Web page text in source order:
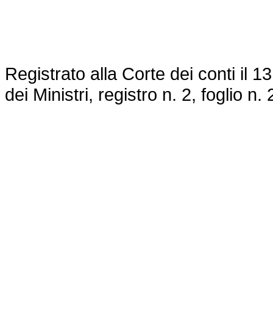
Registrato alla Corte dei conti il
dei Ministri, registro n. 2, foglio n.